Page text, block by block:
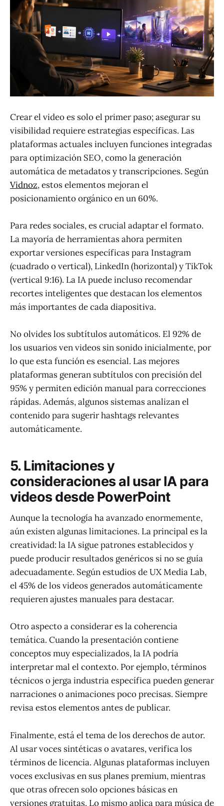
Crear el video es solo el primer paso; asegurar su
visibilidad requiere estrategias específicas. Las
plataformas actuales incluyen funciones integradas
para optimización SEO, como la generación
automática de metadatos y transcripciones. Según
Vidnoz, estos elementos mejoran el
posicionamiento orgánico en un 60%.
Para redes sociales, es crucial adaptar el formato.
La mayoría de herramientas ahora permiten
exportar versiones específicas para Instagram
(cuadrado o vertical), LinkedIn (horizontal) y TikTok
(vertical 9:16). La IA puede incluso recomendar
recortes inteligentes que destacan los elementos
más importantes de cada diapositiva.
No olvides los subtítulos automáticos. El 92% de
los usuarios ven videos sin sonido inicialmente, por
lo que esta función es esencial. Las mejores
plataformas generan subtítulos con precisión del
95% y permiten edición manual para correcciones
rápidas. Además, algunos sistemas analizan el
contenido para sugerir hashtags relevantes
automáticamente.
5. Limitaciones y
consideraciones al usar IA para
videos desde PowerPoint
Aunque la tecnología ha avanzado enormemente,
aún existen algunas limitaciones. La principal es la
creatividad: la IA sigue patrones establecidos y
puede producir resultados genéricos si no se guía
adecuadamente. Según estudios de UX Media Lab,
el 45% de los videos generados automáticamente
requieren ajustes manuales para destacar.
Otro aspecto a considerar es la coherencia
temática. Cuando la presentación contiene
conceptos muy especializados, la IA podría
interpretar mal el contexto. Por ejemplo, términos
técnicos o jerga industria específica pueden generar
narraciones o animaciones poco precisas. Siempre
revisa estos elementos antes de publicar.
Finalmente, está el tema de los derechos de autor.
Al usar voces sintéticas o avatares, verifica los
términos de licencia. Algunas plataformas incluyen
voces exclusivas en sus planes premium, mientras
que otras ofrecen solo opciones básicas en
versiones gratuitas. Lo mismo aplica para música de